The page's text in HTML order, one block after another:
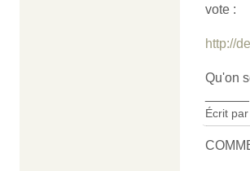
vote :
http://
Qu'on
Écrit